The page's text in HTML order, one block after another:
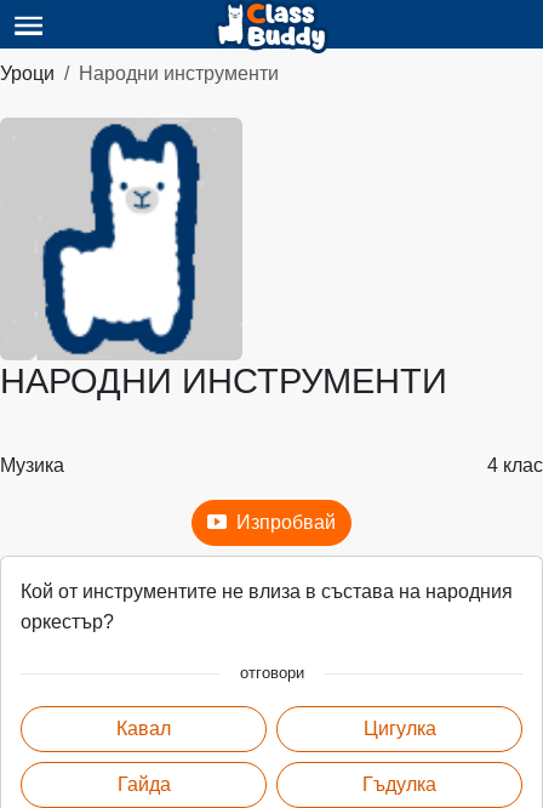
Уроци Народни инструменти
НАРОДНИ ИНСТРУМЕНТИ
Музика 4 клас
Изпробвай
Кой от инструментите не влиза в състава на народния
оркестър?
отговори
Кавал
Гайда
Цигулка
Гъдулка